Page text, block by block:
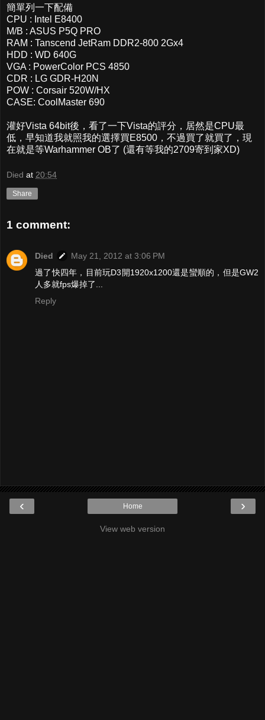
簡單列一下配備
CPU : Intel E8400
M/B : ASUS P5Q PRO
RAM : Tanscend JetRam DDR2-800 2Gx4
HDD : WD 640G
VGA : PowerColor PCS 4850
CDR : LG GDR-H20N
POW : Corsair 520W/HX
CASE: CoolMaster 690
灌好Vista 64bit後，看了一下Vista的評分，居然是CPU最
低，早知道我就照我的選擇買E8500，不過買了就買了，現
在就是等Warhammer OB了 (還有等我的2709寄到家XD)
Died at 20:54
Share
1 comment:
Died
May 21, 2012 at 3:06 PM
過了快四年，目前玩D3開1920x1200還是蠻順的，但是GW2
人多就fps爆掉了...
Reply
‹ ›
Home
View web version